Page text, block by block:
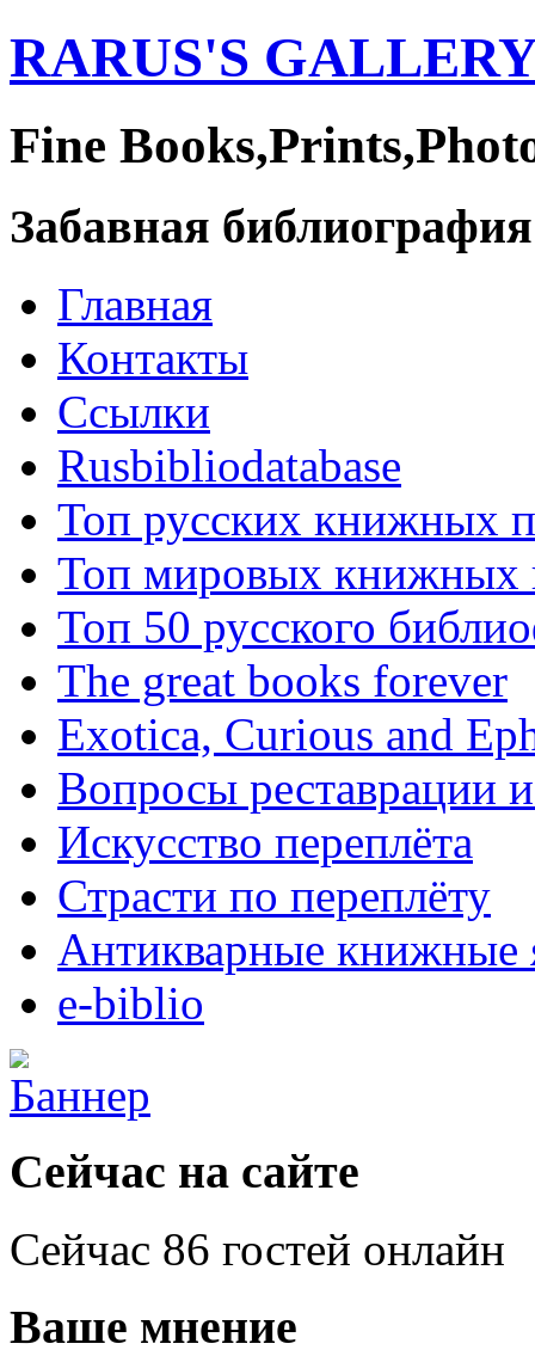
RARUS'S
Fine
Забавная библиография
Главная
Контакты
Ссылки
Rusbibliodatabase
Топ русских книжных
Топ мировых книжных
Топ 50 русского
The great books forever
Exotica, Curious and
Вопросы реставрации
Искусство переплёта
Страсти по переплёту
Антикварные книжные
e-biblio
Сейчас на сайте
Сейчас 86 гостей онлайн
Ваше мнение